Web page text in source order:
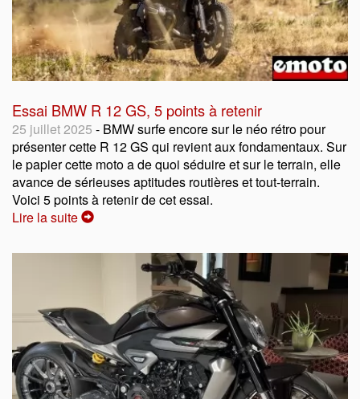
Essai BMW R 12 GS, 5 points à retenir
25 juillet 2025 - BMW surfe encore sur le néo rétro pour
présenter cette R 12 GS qui revient aux fondamentaux. Sur
le papier cette moto a de quoi séduire et sur le terrain, elle
avance de sérieuses aptitudes routières et tout-terrain.
Voici 5 points à retenir de cet essai.
Lire la suite